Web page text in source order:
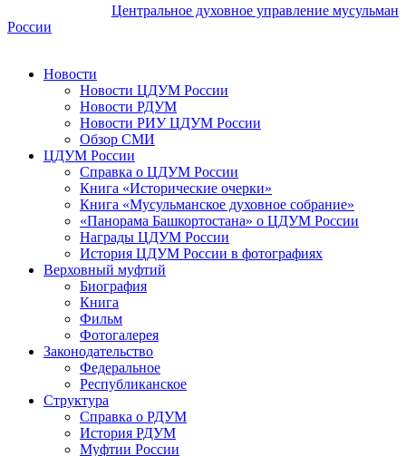
Центральное духовное управление мусульман
России
Новости
Новости ЦДУМ России
Новости РДУМ
Новости РИУ ЦДУМ России
Обзор СМИ
ЦДУМ России
Справка о ЦДУМ России
Книга «Исторические очерки»
Книга «Мусульманское духовное собрание»
«Панорама Башкортостана» о ЦДУМ России
Награды ЦДУМ России
История ЦДУМ России в фотографиях
Верховный муфтий
Биография
Книга
Фильм
Фотогалерея
Законодательство
Федеральное
Республиканское
Структура
Справка о РДУМ
История РДУМ
Муфтии России